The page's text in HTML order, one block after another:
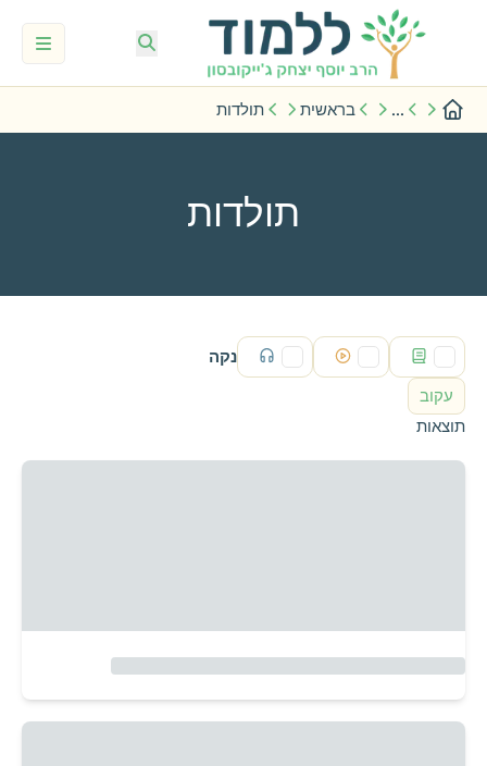
... בראשית תולדות
תולדות
נקה
עקוב
תוצאות